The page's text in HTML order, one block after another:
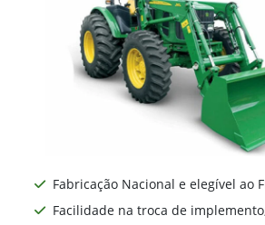
Fabricação Nacional e elegível ao
Facilidade na troca de